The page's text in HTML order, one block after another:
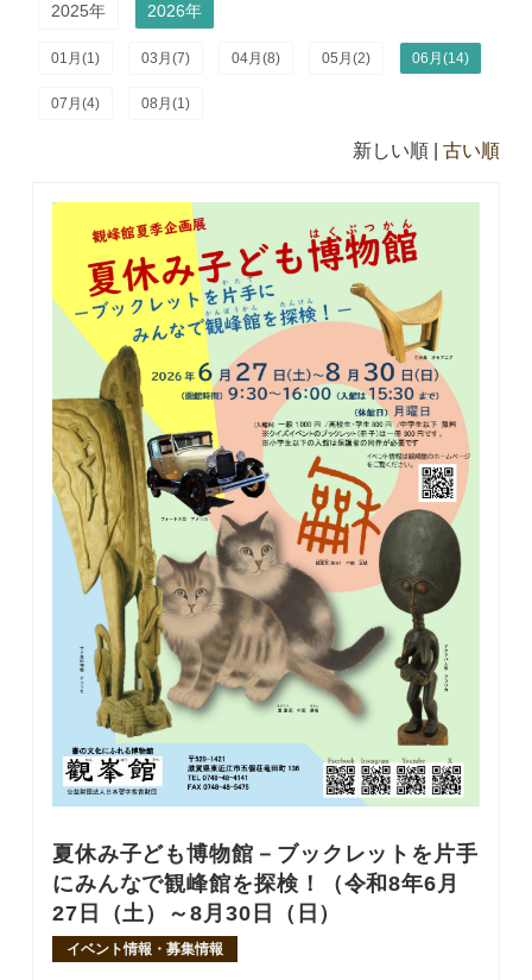
2025年 2026年
01月(1) 03月(7) 04月(8) 05月(2) 06月(14)
07月(4) 08月(1)
新しい順 |古い順
夏休み子ども博物館－ブックレットを片手
にみんなで観峰館を探検！（令和8年6月
27日（土）～8月30日（日）
イベント情報・募集情報